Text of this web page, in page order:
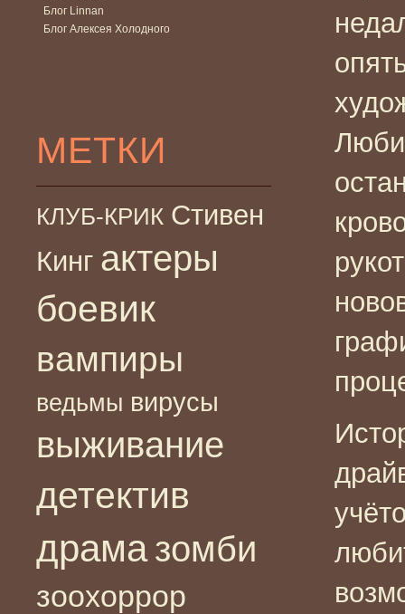
Блог Linnan
Блог Алексея Холодного
МЕТКИ
КЛУБ-КРИК Стивен
Кинг актеры
боевик
вампиры
ведьмы вирусы
выживание
детектив
драма зомби
зоохоррор